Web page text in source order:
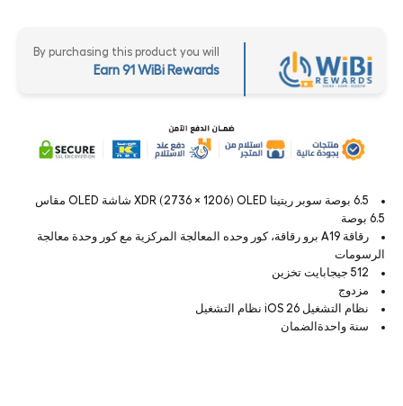
By purchasing this product you will
Earn 91 WiBi Rewards
6.5 بوصة سوبر ريتينا XDR (2736 × 1206) OLED شاشة OLED مقاس
6.5 بوصة
رقاقة A19 برو رقاقة، كور وحده المعالجة المركزية مع كور وحدة معالجة
الرسومات
512 جيجابايت تخزين
مزدوج
نظام التشغيل iOS 26 نظام التشغيل
سنة واحدةالضمان